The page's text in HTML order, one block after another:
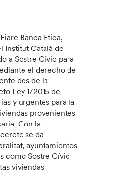
Banca Etica,
Institut Català de
a Sostre Cívic para
el derecho de
des de la
Ley 1/2015 de
y urgentes para la
provenientes
Con la
se da
ayuntamientos
como Sostre Cívic
viviendas.